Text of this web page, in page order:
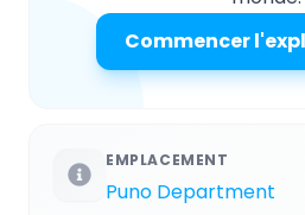
Commencer
EMPLACEMENT
Puno Department